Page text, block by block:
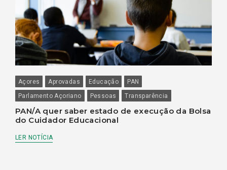
Açores Aprovadas Educação
PAN
Parlamento Açoriano
Pessoas Transparência
PAN/A quer saber estado de execução da Bolsa
do Cuidador Educacional
LER NOTÍCIA